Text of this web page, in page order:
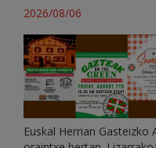
2026/08/06
Euskal Herrian